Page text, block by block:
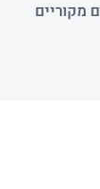
מקוריים